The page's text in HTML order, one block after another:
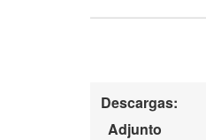
Descargas:
Adjunto